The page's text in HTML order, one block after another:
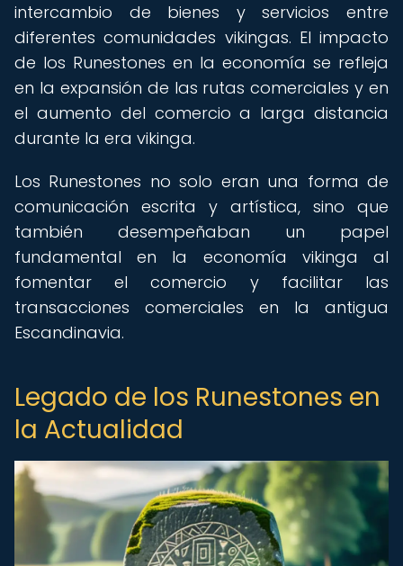
intercambio de bienes y servicios entre
diferentes comunidades vikingas. El impacto
de los Runestones en la economía se refleja
en la expansión de las rutas comerciales y en
el aumento del comercio a larga distancia
durante la era vikinga.
Los Runestones no solo eran una forma de
comunicación escrita y artística, sino que
también desempeñaban un papel
fundamental en la economía vikinga al
fomentar el comercio y facilitar las
transacciones comerciales en la antigua
Escandinavia.
Legado de los Runestones en
la Actualidad